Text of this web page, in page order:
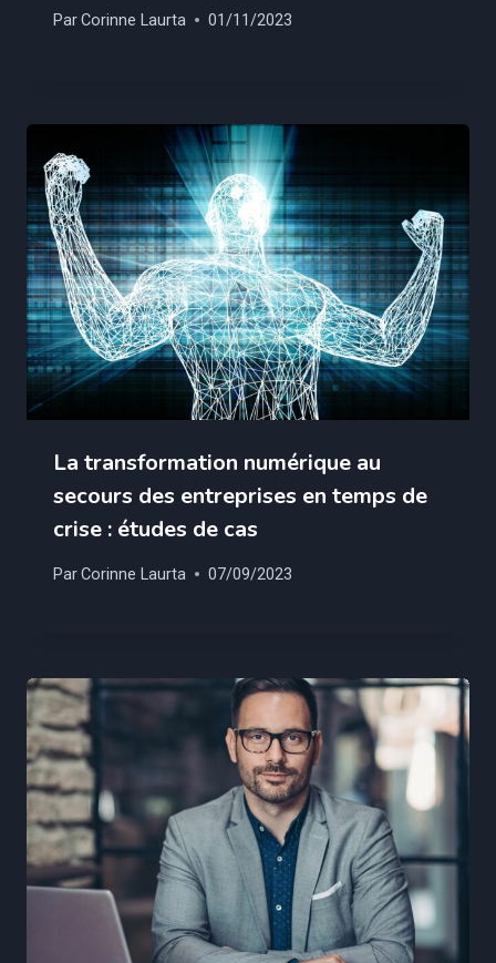
ParCorinne Laurta 01/11/2023
La transformation numérique au
secours des entreprises en temps de
crise : études de cas
ParCorinne Laurta 07/09/2023